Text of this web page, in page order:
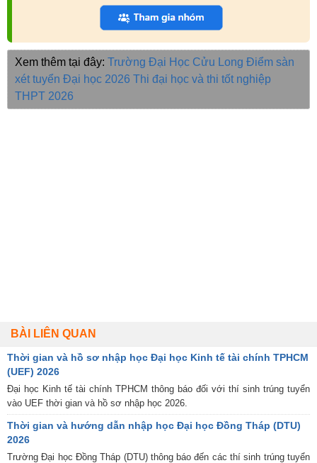
Xem thêm tại đây: Trường Đại Học Cửu Long Điểm sàn
xét tuyển Đại học 2026 Thi đại học và thi tốt nghiệp
THPT 2026
BÀI LIÊN QUAN
Thời gian và hồ sơ nhập học Đại học Kinh tế tài chính TPHCM
(UEF) 2026
Đại học Kinh tế tài chính TPHCM thông báo đối với thí sinh trúng tuyển
vào UEF thời gian và hồ sơ nhập học 2026.
Thời gian và hướng dẫn nhập học Đại học Đồng Tháp (DTU)
2026
Trường Đại học Đồng Tháp (DTU) thông báo đến các thí sinh trúng tuyển